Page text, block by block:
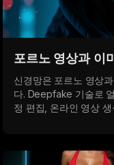
포르노 영상과 이
신경망은 포르노 영상
다. Deepfake 기술로
정 편집, 온라인 영상